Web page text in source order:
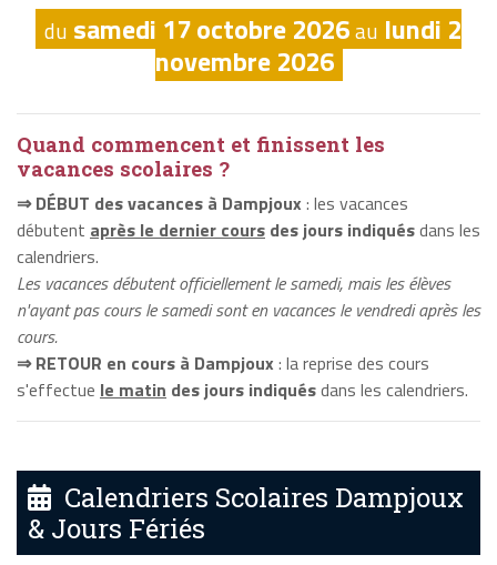
du samedi 17 octobre 2026au lundi 2
novembre 2026
Quand commencent et finissent les
vacances scolaires ?
⇒ DÉBUT des vacances à Dampjoux : les vacances
débutent après le dernier cours des jours indiquésdans les
calendriers.
Les vacances débutent officiellement le samedi, mais les élèves
n'ayant pas cours le samedi sont en vacances le vendredi après les
cours.
⇒ RETOUR en cours à Dampjoux : la reprise des cours
s'effectue le matin des jours indiquésdans les calendriers.
Calendriers Scolaires Dampjoux
& Jours Fériés